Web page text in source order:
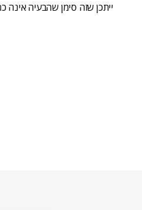
ייתכן שזה סימן שהבעיה